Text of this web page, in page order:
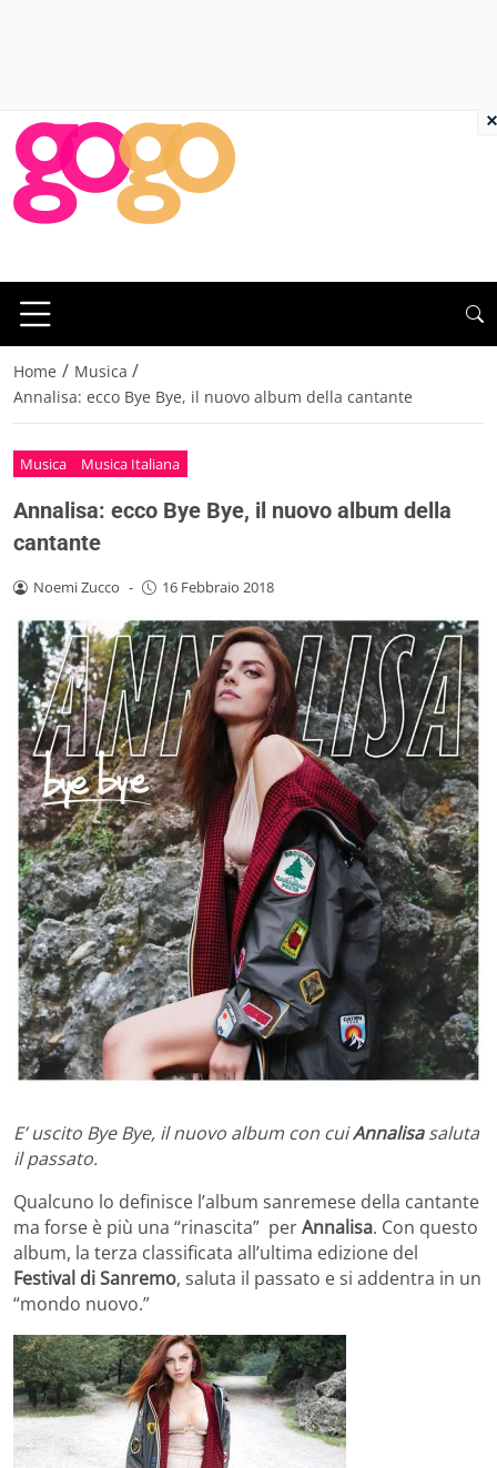
Home / Musica /
Annalisa: ecco Bye Bye, il nuovo album della cantante
Musica Musica Italiana
Annalisa: ecco Bye Bye, il nuovo album della
cantante
Noemi Zucco - 16 Febbraio 2018
E’ uscito Bye Bye, il nuovo album con cuiAnnalisasaluta
il passato.
Qualcuno lo definisce l’album sanremese della cantante
ma forse è più una “rinascita” perAnnalisa. Con questo
album, la terza classificata all’ultima edizione del
Festival di Sanremo, saluta il passato e si addentra in un
“mondo nuovo.”
×